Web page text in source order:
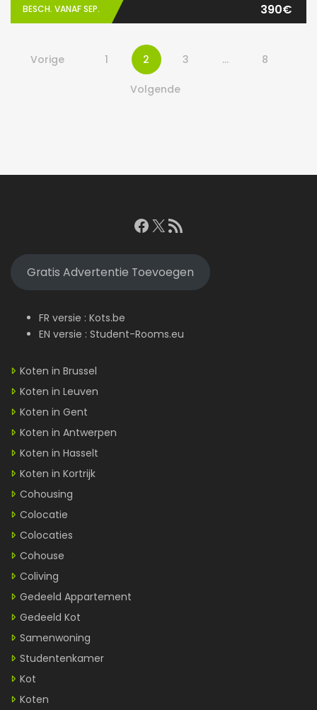
BESCH. VANAF SEP. 390€
Vorige 1 2 3 … 8
Volgende
Facebook
X RSS feed
Gratis Advertentie Toevoegen
FR versie : Kots.be
EN versie : Student-Rooms.eu
Koten in Brussel
Koten in Leuven
Koten in Gent
Koten in Antwerpen
Koten in Hasselt
Koten in Kortrijk
Cohousing
Colocatie
Colocaties
Cohouse
Coliving
Gedeeld Appartement
Gedeeld Kot
Samenwoning
Studentenkamer
Kot
Koten